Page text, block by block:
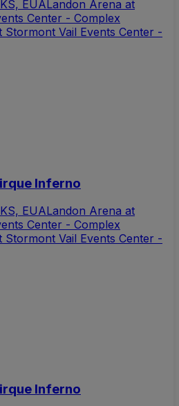
EUALandon Arena at
Center - Complex
Stormont Vail Events Center -
Inferno
EUALandon Arena at
Center - Complex
Stormont Vail Events Center -
Inferno